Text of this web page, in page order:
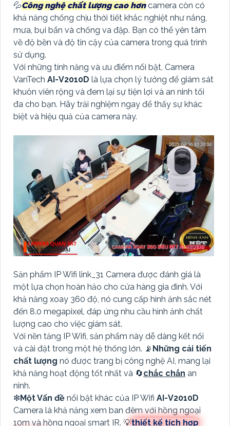
💦Công nghệ chất lượng cao hơncamera còn có
khả năng chống chịu thời tiết khắc nghiệt như nắng,
mưa, bụi bẩn và chống va đập. Bạn có thể yên tâm
về độ bền và độ tin cậy của camera trong quá trình
sử dụng.
Với những tính năng và ưu điểm nổi bật, Camera
VanTech AI-V2010D là lựa chọn lý tưởng để giám sát
khuôn viên rộng và đem lại sự tiện lợi và an ninh tối
đa cho bạn. Hãy trải nghiệm ngay để thấy sự khác
biệt và hiệu quả của camera này.
Sản phẩm IP Wifi link_31 Camera được đánh giá là
một lựa chọn hoàn hảo cho cửa hàng gia đình. Với
khả năng xoay 360 độ, nó cung cấp hình ảnh sắc nét
đến 8.0 megapixel, đáp ứng nhu cầu hình ảnh chất
lượng cao cho việc giám sát.
Với nền tảng IP Wifi, sản phẩm này dễ dàng kết nối
và cài đặt trong một hệ thống lớn. 📡 Những cải tiến
chất lượng nó được trang bị công nghệ AI, mang lại
khả năng hoạt động tốt nhất và 🔄chắc chắn an
ninh.
❇Một Vấn đề nổi bật khác của IP Wifi AI-V2010D
Camera là khả năng xem ban đêm với hồng ngoại
10m và hồng ngoại smart IR. 💡thiết kế tích hợp